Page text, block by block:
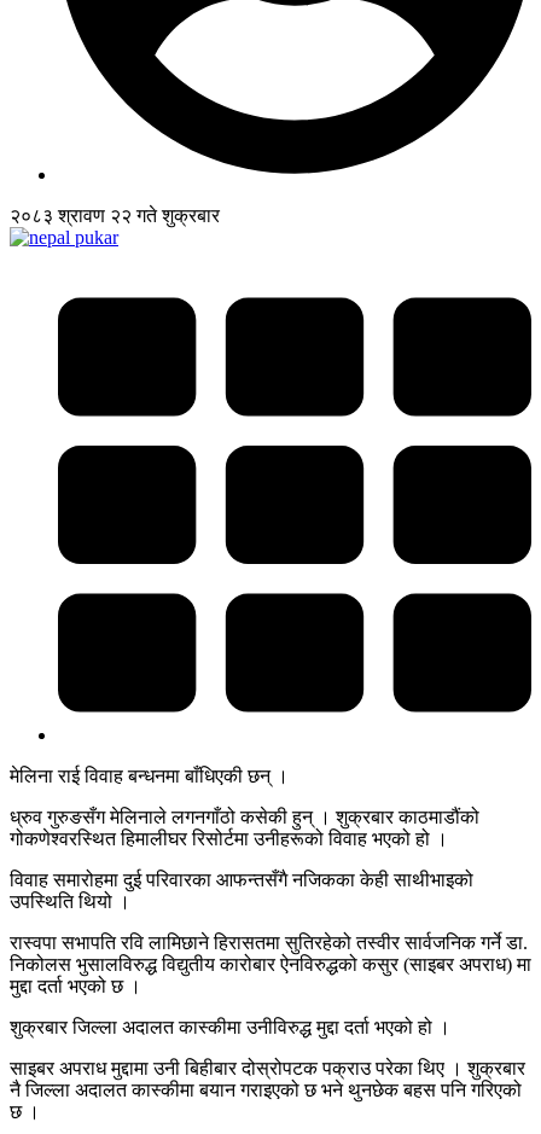
२०८३ श्रावण २२ गते शुक्रबार
मेलिना राई विवाह बन्धनमा बाँधिएकी छन् ।
ध्रुव गुरुङसँग मेलिनाले लगनगाँठो कसेकी हुन् । शुक्रबार काठमाडौंको
गोकणेश्वरस्थित हिमालीघर रिसोर्टमा उनीहरूको विवाह भएको हो ।
विवाह समारोहमा दुई परिवारका आफन्तसँगै नजिकका केही साथीभाइको
उपस्थिति थियो ।
रास्वपा सभापति रवि लामिछाने हिरासतमा सुतिरहेको तस्वीर सार्वजनिक गर्ने डा.
निकोलस भुसालविरुद्ध विद्युतीय कारोबार ऐनविरुद्धको कसुर (साइबर अपराध) मा
मुद्दा दर्ता भएको छ ।
शुक्रबार जिल्ला अदालत कास्कीमा उनीविरुद्ध मुद्दा दर्ता भएको हो ।
साइबर अपराध मुद्दामा उनी बिहीबार दोस्रोपटक पक्राउ परेका थिए । शुक्रबार
नै जिल्ला अदालत कास्कीमा बयान गराइएको छ भने थुनछेक बहस पनि गरिएको
छ ।